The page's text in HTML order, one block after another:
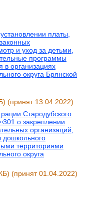
платы,
и уход за детьми,
программы
в организациях
округа Брянской
(принят 13.04.2022)
Стародубского
о закреплении
организаций,
территориями
округа
(принят 01.04.2022)